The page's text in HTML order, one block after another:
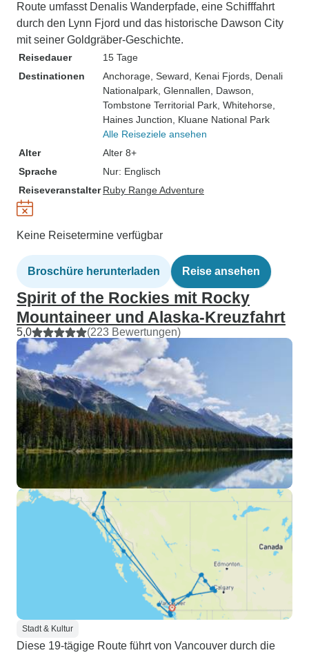
Route umfasst Denalis Wanderpfade, eine Schifffahrt
durch den Lynn Fjord und das historische Dawson City
mit seiner Goldgräber-Geschichte.
Reisedauer
15 Tage
Destinationen
Anchorage , Seward , Kenai Fjords , Denali
Nationalpark , Glennallen , Dawson
Tombstone Territorial Park , Whitehorse
Haines Junction , Kluane National Park
Alle Reiseziele ansehen
Alter
Alter 8+
Sprache
Nur: Englisch
Reiseveranstalter Ruby Range Adventure
Keine Reisetermine verfügbar
Broschüre herunterladen Reise ansehen
Spirit of the Rockies mit Rocky
Mountaineer und Alaska-Kreuzfahrt
5,0 (223 Bewertungen)
Stadt & Kultur
Diese 19-tägige Route führt von Vancouver durch die